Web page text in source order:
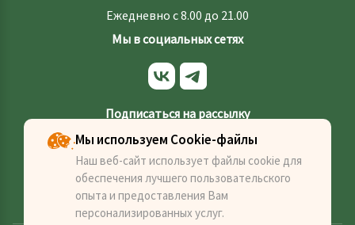
Ежедневно с 8.00 до 21.00
Подписаться на рассылку
Отправить
Мы в социальных сетях
Мы используем Cookie-файлы
Наш веб-сайт использует файлы cookie для
обеспечения лучшего пользовательского
опыта и предоставления Вам
персонализированных услуг.